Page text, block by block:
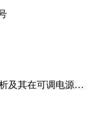
及其在可调电源设